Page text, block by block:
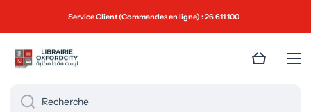
Ignorer et passer au contenu
Service Client (Commandes en ligne) : 26 611 100
Panier
Recherche